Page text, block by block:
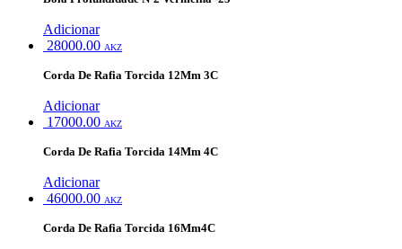
Adicionar
28000.00 AKZ
Corda De Rafia Torcida 12Mm 3C
Adicionar
17000.00 AKZ
Corda De Rafia Torcida 14Mm 4C
Adicionar
46000.00 AKZ
Corda De Rafia Torcida 16Mm4C